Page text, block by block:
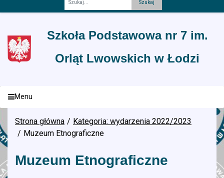
Szkoła Podstawowa nr 7 im.
Orląt Lwowskich w Łodzi
Menu
Strona główna
Kategoria: wydarzenia 2022/2023
Muzeum Etnograficzne
Muzeum Etnograficzne